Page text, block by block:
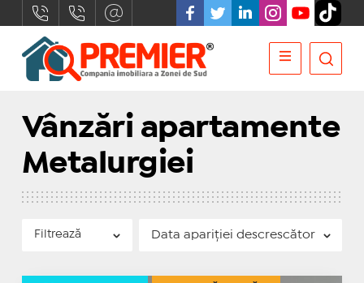
Vânzări apartamente
Metalurgiei
Filtrează